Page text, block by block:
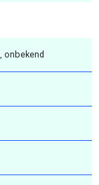
onbekend